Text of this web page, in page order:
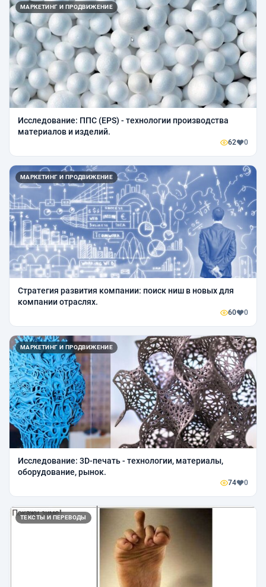
МАРКЕТИНГ И ПРОДВИЖЕНИЕ
Исследование: ППС (EPS) - технологии производства
материалов и изделий.
62 0
МАРКЕТИНГ И ПРОДВИЖЕНИЕ
Стратегия развития компании: поиск ниш в новых для
компании отраслях.
60 0
МАРКЕТИНГ И ПРОДВИЖЕНИЕ
Исследование: 3D-печать - технологии, материалы,
оборудование, рынок.
74 0
ТЕКСТЫ И ПЕРЕВОДЫ